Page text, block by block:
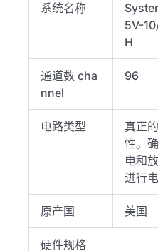
系统名称
5V-
H
通道数 cha
nnel
96
电路类型
真正
性。
电和
进行
原产国 美国
硬件规格